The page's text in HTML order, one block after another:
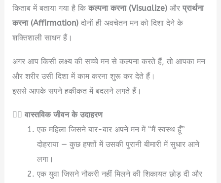
किताब में बताया गया है किकल्पना करना (Visualize) औरप्रार्थना
करना (Affirmation) दोनों ही अवचेतन मन को दिशा देने के
शक्तिशाली साधन हैं।
अगर आप किसी लक्ष्य की सच्चे मन से कल्पना करते हैं, तो आपका मन
और शरीर उसी दिशा में काम करना शुरू कर देते हैं।
इससे आपके सपने हकीकत में बदलने लगते हैं।
🧘‍♀️वास्तविक जीवन के उदाहरण
एक महिला जिसने बार-बार अपने मन में “मैं स्वस्थ हूँ”
दोहराया — कुछ हफ्तों में उसकी पुरानी बीमारी में सुधार आने
लगा।
एक युवा जिसने नौकरी नहीं मिलने की शिकायत छोड़ दी और